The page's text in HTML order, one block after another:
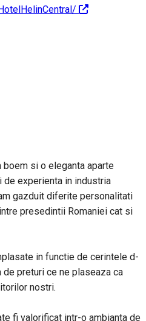
boem si o eleganta aparte
experienta in industria
gazduit diferite personalitati
presedintii Romaniei cat si
in functie de cerintele d-
preturi ce ne plaseaza ca
nostri.
fi valorificat intr-o ambianta de